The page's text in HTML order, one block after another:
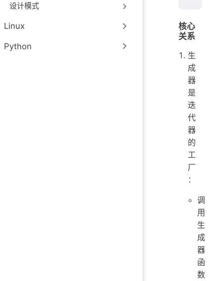
设计模式
Linux
Python
核心
关系
生
成
器
是
迭
代
器
的
工
厂
：
调
用
生
成
器
函
数